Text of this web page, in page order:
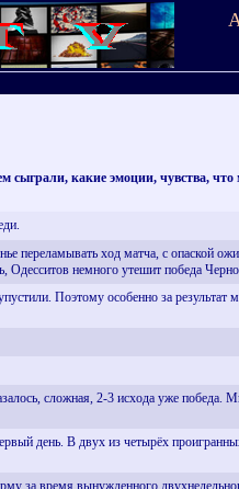
какие эмоции, чувства, что
переламывать ход матча, с опаской
немного утешит победа
Поэтому особенно за результат
сложная, 2-3 исхода уже победа.
день. В двух из четырёх
за время вынужденного